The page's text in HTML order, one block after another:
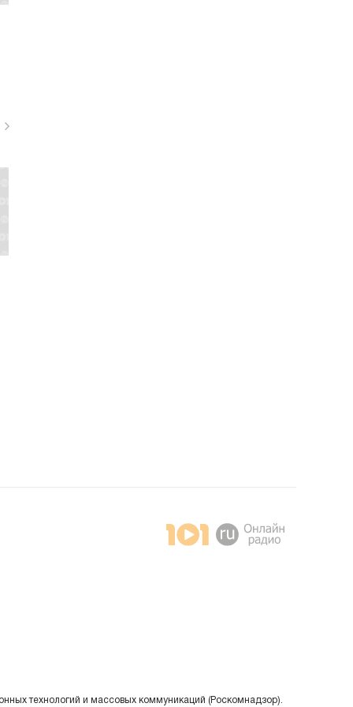
технологий и массовых коммуникаций (Роскомнадзор).